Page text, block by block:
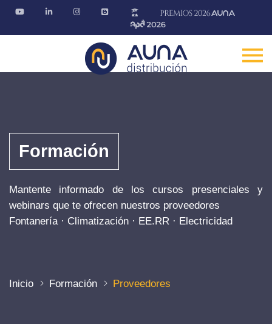
Formación
Mantente informado de los cursos presenciales y
webinars que te ofrecen nuestros proveedores
Fontanería · Climatización · EE.RR · Electricidad
Inicio Formación Proveedores